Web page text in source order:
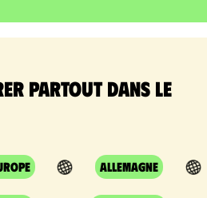
partout dans le
Allemagne